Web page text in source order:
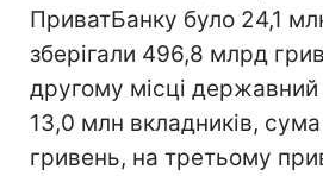
ПриватБанку було 24,1
зберігали 496,8 млрд
другому місці
13,0 млн вкладників,
гривень, на третьому